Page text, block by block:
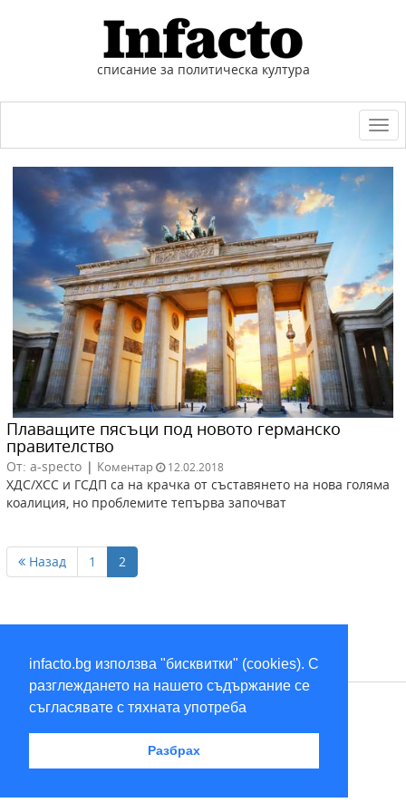
infacto.bg използва "бисквитки" (cookies). С
разглеждането на нашето съдържание се
съгласявате с тяхната употреба
Разбрах
списание за политическа култура
Плаващите пясъци под новото германско
правителство
От: a-specto | Коментар 12.02.2018
ХДС/ХСС и ГСДП са на крачка от съставянето на нова голяма
коалиция, но проблемите тепърва започват
Назад 1 2
RSS
2026 © infacto